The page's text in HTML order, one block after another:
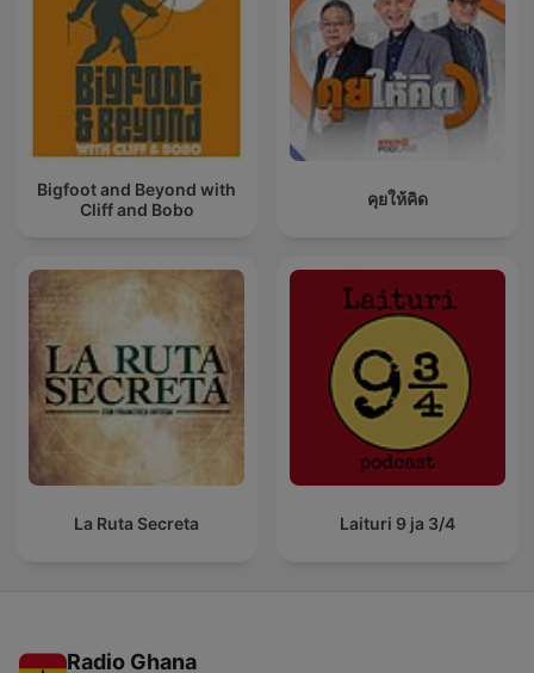
Bigfoot and Beyond with
Cliff and Bobo
คุยให้คิด
La Ruta Secreta Laituri 9 ja 3/4
Radio Ghana